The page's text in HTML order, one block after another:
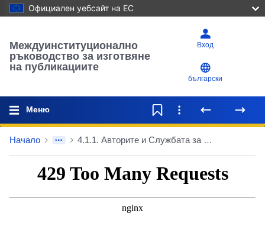
Официален уебсайт на ЕС
Междуинституционално
ръководство за изготвяне
на публикациите
Вход
български
Меню
Начало 4.1.1. Авторите и Службата за публикации